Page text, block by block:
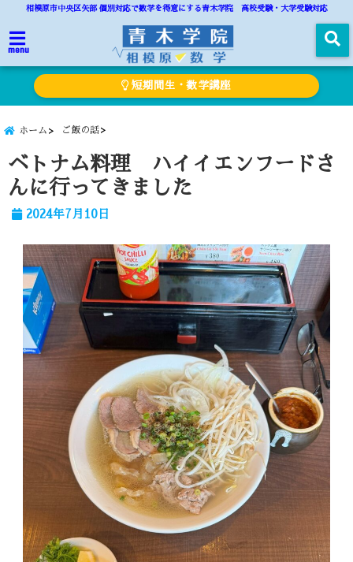
相模原市中央区矢部 個別対応で数学を得意にする青木学院 高校受験・大学受験対応
menu
短期間生・数学講座
ホーム ご飯の話
ベトナム料理 ハイイエンフードさ
んに行ってきました
2024年7月10日